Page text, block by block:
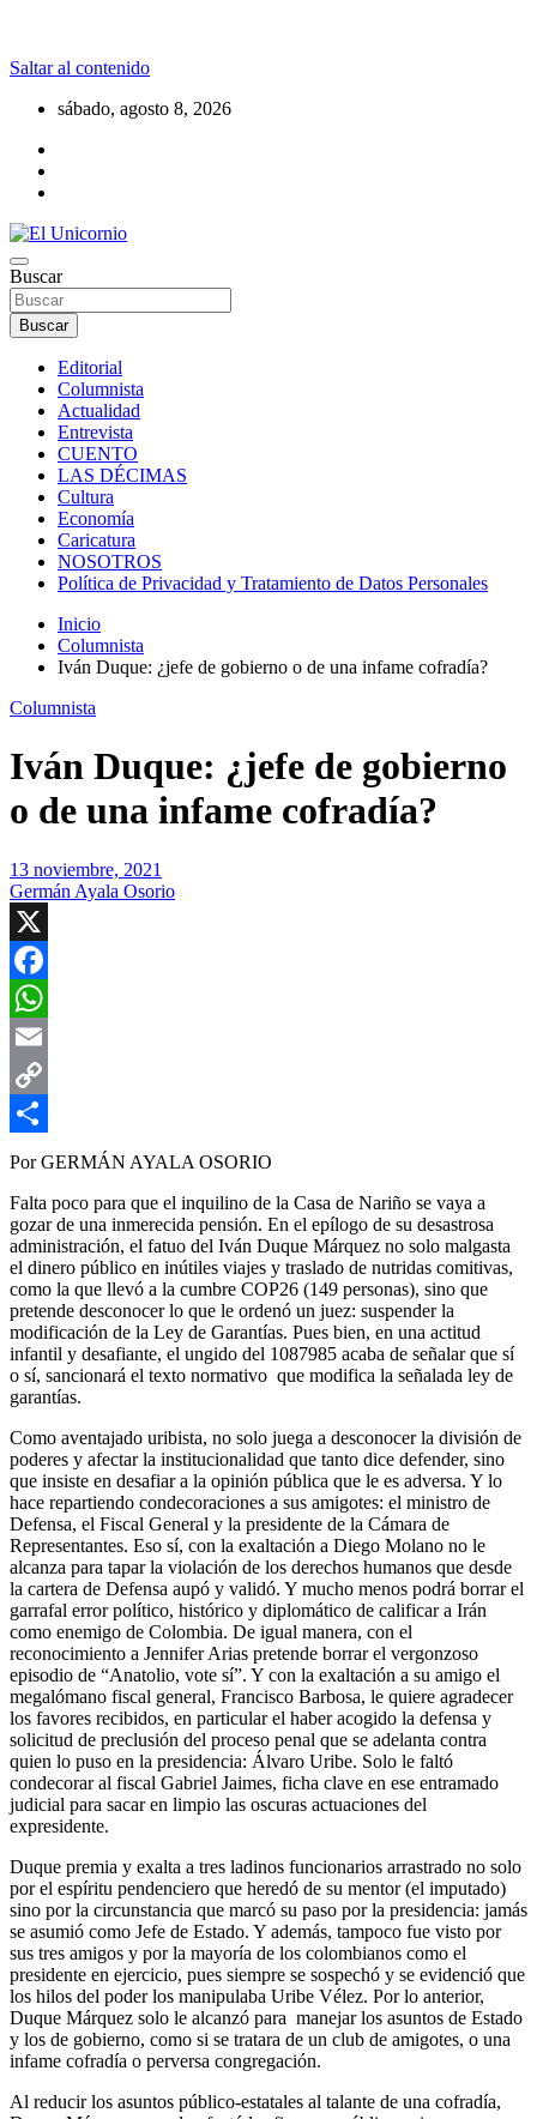
Saltar al contenido
sábado, agosto 8, 2026
El Unicornio
La realidad supera la fantasía
Buscar
Buscar
Editorial
Columnista
Actualidad
Entrevista
CUENTO
LAS DÉCIMAS
Cultura
Economía
Caricatura
NOSOTROS
Política de Privacidad y Tratamiento de Datos Personales
Inicio
Columnista
Iván Duque: ¿jefe de gobierno o de una infame cofradía?
Columnista
Iván Duque: ¿jefe de gobierno
o de una infame cofradía?
13 noviembre, 2021
Germán Ayala Osorio
X
Facebook
WhatsApp
Email
Copy
Link
Compartir
Por GERMÁN AYALA OSORIO
Falta poco para que el inquilino de la Casa de Nariño se vaya a
gozar de una inmerecida pensión. En el epílogo de su desastrosa
administración, el fatuo del Iván Duque Márquez no solo malgasta
el dinero público en inútiles viajes y traslado de nutridas comitivas,
como la que llevó a la cumbre COP26 (149 personas), sino que
pretende desconocer lo que le ordenó un juez: suspender la
modificación de la Ley de Garantías. Pues bien, en una actitud
infantil y desafiante, el ungido del 1087985 acaba de señalar que sí
o sí, sancionará el texto normativo que modifica la señalada ley de
garantías.
Como aventajado uribista, no solo juega a desconocer la división de
poderes y afectar la institucionalidad que tanto dice defender, sino
que insiste en desafiar a la opinión pública que le es adversa. Y lo
hace repartiendo condecoraciones a sus amigotes: el ministro de
Defensa, el Fiscal General y la presidente de la Cámara de
Representantes. Eso sí, con la exaltación a Diego Molano no le
alcanza para tapar la violación de los derechos humanos que desde
la cartera de Defensa aupó y validó. Y mucho menos podrá borrar el
garrafal error político, histórico y diplomático de calificar a Irán
como enemigo de Colombia. De igual manera, con el
reconocimiento a Jennifer Arias pretende borrar el vergonzoso
episodio de “Anatolio, vote sí”. Y con la exaltación a su amigo el
megalómano fiscal general, Francisco Barbosa, le quiere agradecer
los favores recibidos, en particular el haber acogido la defensa y
solicitud de preclusión del proceso penal que se adelanta contra
quien lo puso en la presidencia: Álvaro Uribe. Solo le faltó
condecorar al fiscal Gabriel Jaimes, ficha clave en ese entramado
judicial para sacar en limpio las oscuras actuaciones del
expresidente.
Duque premia y exalta a tres ladinos funcionarios arrastrado no solo
por el espíritu pendenciero que heredó de su mentor (el imputado)
sino por la circunstancia que marcó su paso por la presidencia: jamás
se asumió como Jefe de Estado. Y además, tampoco fue visto por
sus tres amigos y por la mayoría de los colombianos como el
presidente en ejercicio, pues siempre se sospechó y se evidenció que
los hilos del poder los manipulaba Uribe Vélez. Por lo anterior,
Duque Márquez solo le alcanzó para manejar los asuntos de Estado
y los de gobierno, como si se tratara de un club de amigotes, o una
infame cofradía o perversa congregación.
Al reducir los asuntos público-estatales al talante de una cofradía,